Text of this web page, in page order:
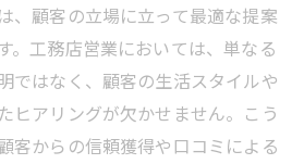
、顧客の立場に立って最適な提案
。工務店営業においては、単なる
ではなく、顧客の生活スタイルや
ヒアリングが欠かせません。こう
客からの信頼獲得や口コミによる